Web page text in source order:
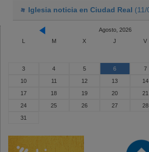
Iglesia noticia en Ciudad Real (11/
Agosto, 2026
L
M X J V
3
4 5 6 7
10
11 12 13 14
17
18 19 20 21
24
25 26 27 28
31